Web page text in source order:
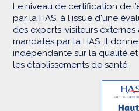
Le niveau de certification de
par la HAS, à l'issue d'une
des experts-visiteurs
mandatés par la HAS. Il
indépendante sur la qualité
les établissements de santé.